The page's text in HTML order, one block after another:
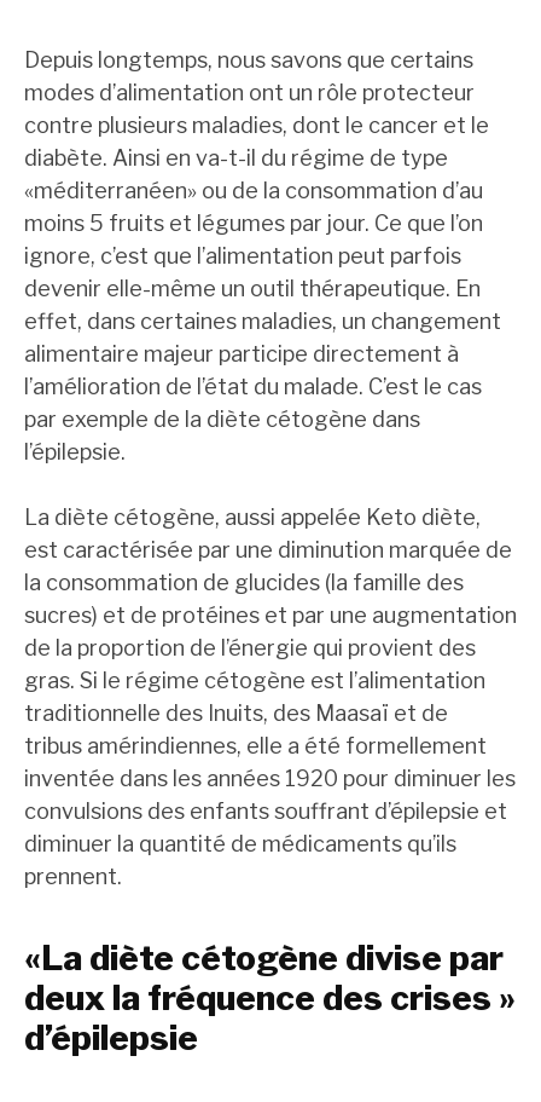
Depuis longtemps, nous savons que certains
modes d’alimentation ont un rôle protecteur
contre plusieurs maladies, dont le cancer et le
diabète. Ainsi en va-t-il du régime de type
«méditerranéen» ou de la consommation d’au
moins 5 fruits et légumes par jour. Ce que l’on
ignore, c’est que l’alimentation peut parfois
devenir elle-même un outil thérapeutique. En
effet, dans certaines maladies, un changement
alimentaire majeur participe directement à
l’amélioration de l’état du malade. C’est le cas
par exemple de la diète cétogène dans
l’épilepsie.
La diète cétogène, aussi appelée Keto diète,
est caractérisée par une diminution marquée de
la consommation de glucides (la famille des
sucres) et de protéines et par une augmentation
de la proportion de l’énergie qui provient des
gras. Si le régime cétogène est l’alimentation
traditionnelle des Inuits, des Maasaï et de
tribus amérindiennes, elle a été formellement
inventée dans les années 1920 pour diminuer les
convulsions des enfants souffrant d’épilepsie et
diminuer la quantité de médicaments qu’ils
prennent.
«La diète cétogène divise par
deux la fréquence des crises »
d’épilepsie